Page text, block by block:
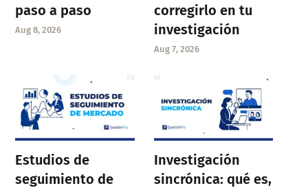
paso a paso
Aug 8, 2026
corregirlo en tu
investigación
Aug 7, 2026
Estudios de
seguimiento de
Investigación
sincrónica: qué es,